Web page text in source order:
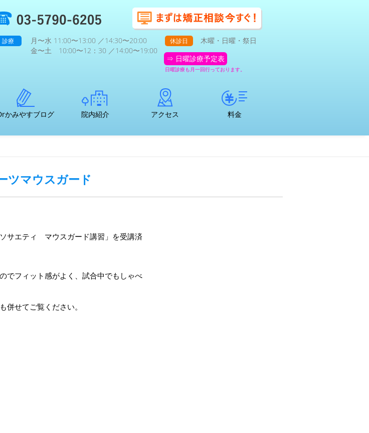
診療
月〜水 11:00〜13:00 ／14:30〜20:00
金〜土 10:00〜12：30 ／14:00〜19:00
休診日
木曜・日曜・祭日
⇒ 日曜診療予定表
日曜診療も月一回行っております。
かみやすブログ 院内紹介 アクセス 料金
ツマウスガード
サエティ マウスガード講習」を受講済
でフィット感がよく、試合中でもしゃべ
併せてご覧ください。